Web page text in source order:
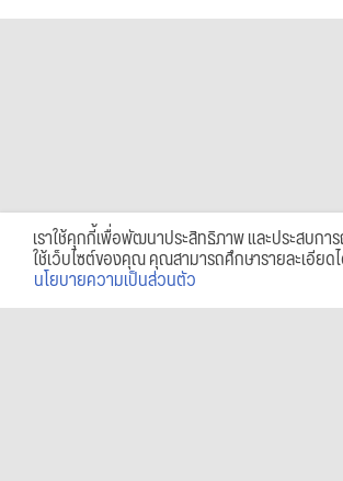
เราใช้คุกกี้เพื่อพัฒนาประสิทธิภาพ และประสบก
ใช้เว็บไซต์ของคุณ คุณสามารถศึกษารายละเอียด
นโยบายความเป็นส่วนตัว